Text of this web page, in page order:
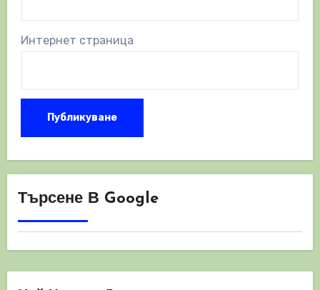
Интернет страница
Търсене В Google